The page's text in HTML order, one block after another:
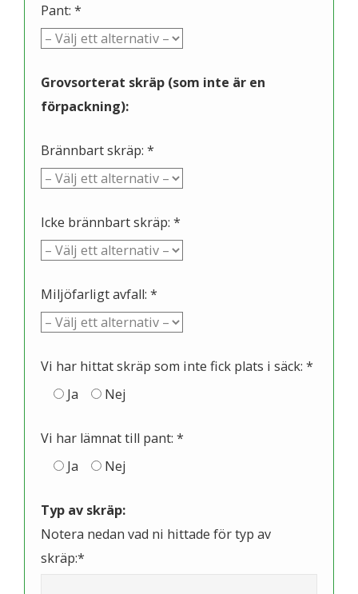
Pant: *
Grovsorterat skräp (som inte är en
förpackning):
Brännbart skräp: *
Icke brännbart skräp: *
Miljöfarligt avfall: *
Vi har hittat skräp som inte fick plats i säck: *
Ja
Nej
Vi har lämnat till pant: *
Ja
Nej
Typ av skräp:
Notera nedan vad ni hittade för typ av
skräp:*